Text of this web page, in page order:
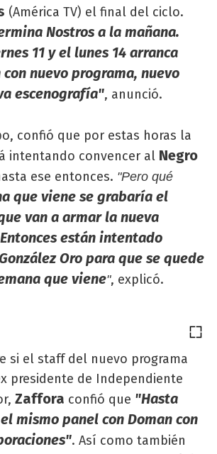
(América TV) el final del ciclo.
Nostros a la mañana.
11 y el lunes 14 arranca
con nuevo programa, nuevo
escenografía", anunció.
confió que por estas horas la
intentando convencer al Negro
ese entonces. "Pero qué
que viene se grabaría el
van a armar la nueva
están intentado
Oro para que se quede
que viene", explicó.
si el staff del nuevo programa
presidente de Independiente
Zaffora confió que "Hasta
mismo panel con Doman con
. Así como también